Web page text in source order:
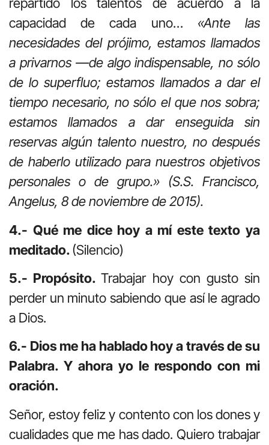
repartido los talentos de acuerdo a la
capacidad de cada uno… «Ante las
necesidades del prójimo, estamos llamados
a privarnos —de algo indispensable, no sólo
de lo superfluo; estamos llamados a dar el
tiempo necesario, no sólo el que nos sobra;
estamos llamados a dar enseguida sin
reservas algún talento nuestro, no después
de haberlo utilizado para nuestros objetivos
personales o de grupo.» (S.S. Francisco,
Angelus, 8 de noviembre de 2015).
4.- Qué me dice hoy a mí este texto ya
meditado.(Silencio)
5.- Propósito.Trabajar hoy con gusto sin
perder un minuto sabiendo que así le agrado
a Dios.
6.- Dios me ha hablado hoy a través de su
Palabra. Y ahora yo le respondo con mi
oración.
Señor, estoy feliz y contento con los dones y
cualidades que me has dado. Quiero trabajar